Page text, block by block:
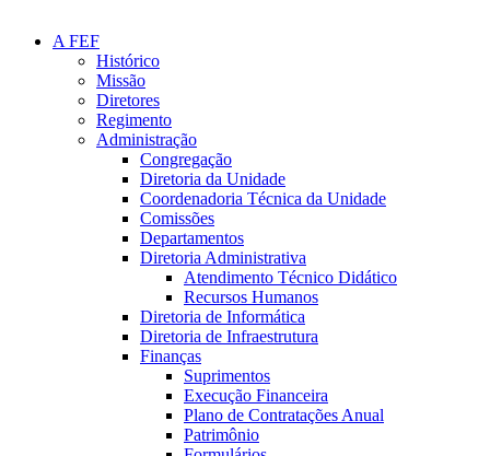
A FEF
Histórico
Missão
Diretores
Regimento
Administração
Congregação
Diretoria da Unidade
Coordenadoria Técnica da Unidade
Comissões
Departamentos
Diretoria Administrativa
Atendimento Técnico Didático
Recursos Humanos
Diretoria de Informática
Diretoria de Infraestrutura
Finanças
Suprimentos
Execução Financeira
Plano de Contratações Anual
Patrimônio